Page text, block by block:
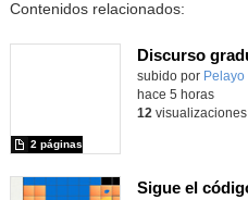
Contenidos relacionados:
subido por Pelayo
2 páginas
hace 5 horas
12 visualizaciones
Sigue el